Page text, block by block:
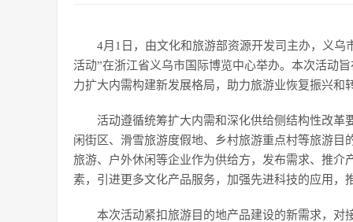
4月1日，由文化和旅游部资源开发司主办，义
活动”在浙江省义乌市国际博览中心举办。本次活动
力扩大内需构建新发展格局，助力旅游业恢复振兴
活动遵循统筹扩大内需和深化供给侧结构性改
闲街区、滑雪旅游度假地、乡村旅游重点村等旅游
旅游、户外休闲等企业作为供给方，发布需求、推
素，引进更多文化产品服务，加强先进科技的应用
本次活动紧扣旅游目的地产品建设的新需求，对